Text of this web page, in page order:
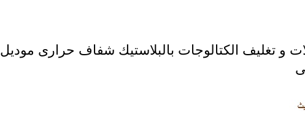
و تغليف الكتالوجات بالبلاستيك شفاف حرارى موديل